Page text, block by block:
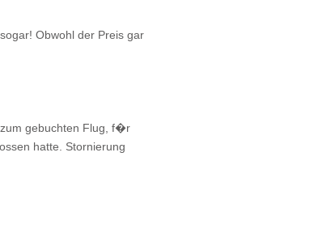
Obwohl der Preis gar
gebuchten Flug, f�r
hatte. Stornierung